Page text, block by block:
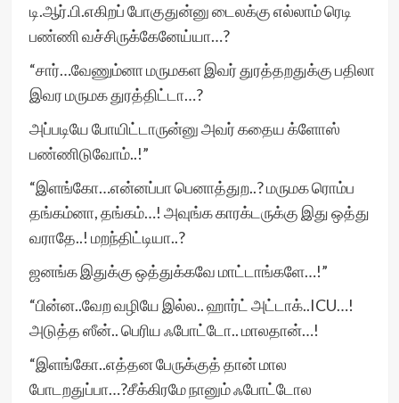
டி.ஆர்.பி.எகிறப் போகுதுன்னு டைலக்கு எல்லாம் ரெடி
பண்ணி வச்சிருக்கேனேய்யா…?
“சார்…வேணும்னா மருமகள இவர் துரத்தறதுக்கு பதிலா
இவர மருமக துரத்திட்டா…?
அப்படியே போயிட்டாருன்னு அவர் கதைய க்ளோஸ்
பண்ணிடுவோம்..!”
“இளங்கோ…என்னப்பா பெனாத்துற..? மருமக ரொம்ப
தங்கம்னா, தங்கம்…! அவுங்க காரக்டருக்கு இது ஒத்து
வராதே..! மறந்திட்டியா..?
ஜனங்க இதுக்கு ஒத்துக்கவே மாட்டாங்களே…!”
“பின்ன..வேற வழியே இல்ல.. ஹார்ட் அட்டாக்..ICU…!
அடுத்த ஸீன்.. பெரிய ஃபோட்டோ.. மாலதான்…!
“இளங்கோ..எத்தன பேருக்குத் தான் மால
போடறதுப்பா…?சீக்கிரமே நானும் ஃபோட்டோல